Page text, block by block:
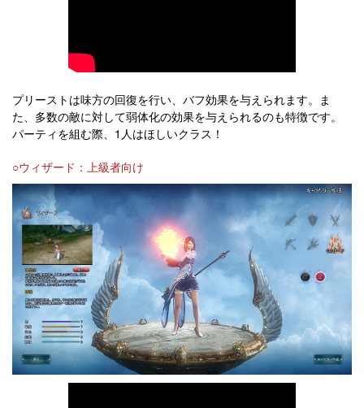
プリーストは味方の回復を行い、バフ効果を与えられます。ま
た、多数の敵に対して弱体化の効果を与えられるのも特徴です。
パーティを組む際、1人はほしいクラス！
○ウィザード：上級者向け